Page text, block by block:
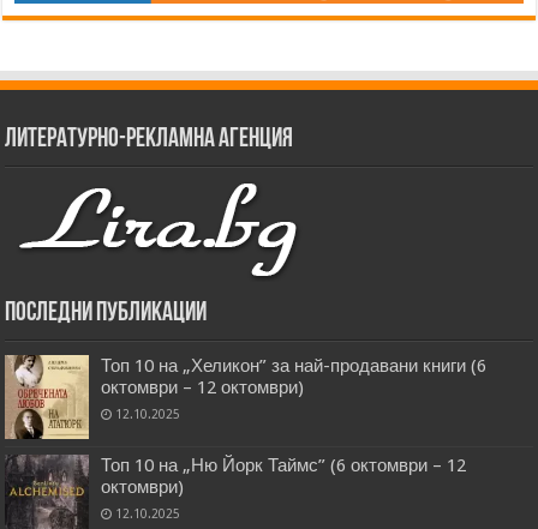
Литературно-рекламна агенция
Последни публикации
Топ 10 на „Хеликон” за най-продавани книги (6
октомври – 12 октомври)
12.10.2025
Топ 10 на „Ню Йорк Таймс” (6 октомври – 12
октомври)
12.10.2025